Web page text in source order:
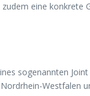
eine
sogenannten
Westfalen